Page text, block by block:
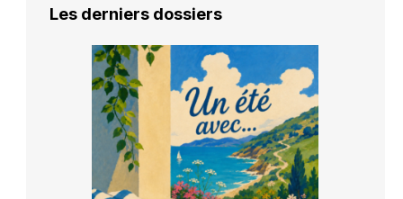
Les derniers dossiers